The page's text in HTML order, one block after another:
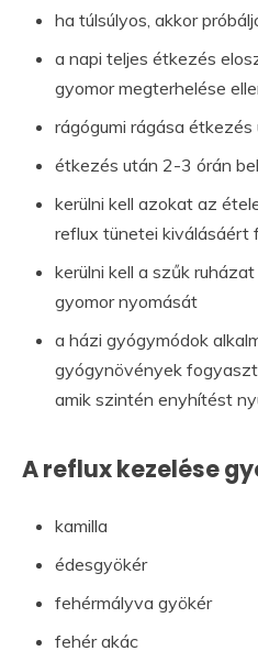
ha túlsúlyos, akkor
a napi teljes étkezés
gyomor megterhelése
rágógumi rágása
étkezés után 2-3 órán
kerülni kell azokat az
reflux tünetei kiválásáért
kerülni kell a szűk
gyomor nyomását
a házi gyógymódok
gyógynövények
amik szintén enyhítést
A reflux kezelése
kamilla
édesgyökér
fehérmályva gyökér
fehér akác